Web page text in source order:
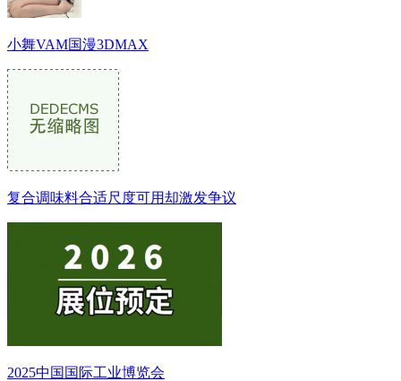
小舞VAM国漫3DMAX
复合调味料合适尺度可用却激发争议
2025中国国际工业博览会